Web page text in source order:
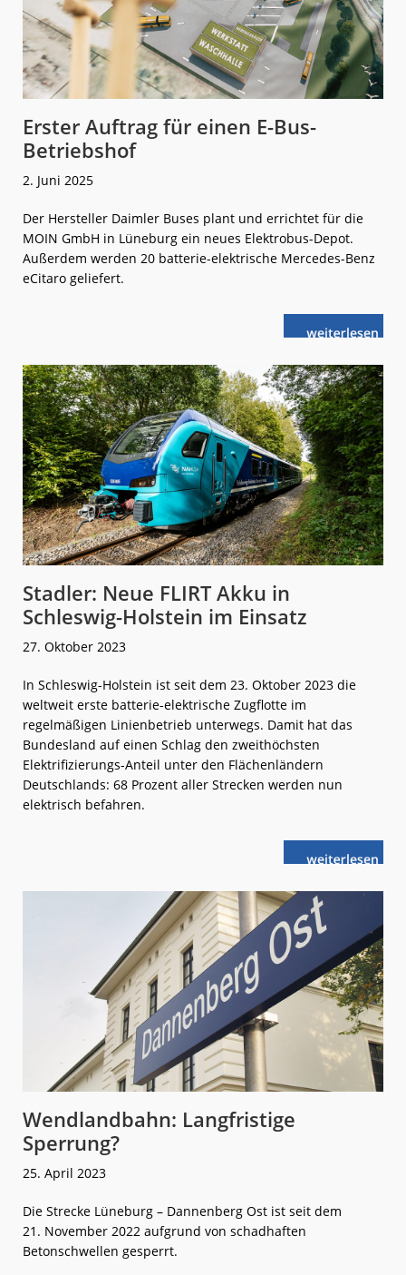
Erster Auftrag für einen E-Bus-
Betriebshof
2. Juni 2025
Der Hersteller Daimler Buses plant und errichtet für die
MOIN GmbH in Lüneburg ein neues Elektrobus-Depot.
Außerdem werden 20 batterie-elektrische Mercedes-Benz
eCitaro geliefert.
weiterlese
nErster
E-
Bus-
Betriebshof
Stadler: Neue FLIRT Akku in
Schleswig-Holstein im Einsatz
27. Oktober 2023
In Schleswig-Holstein ist seit dem 23. Oktober 2023 die
weltweit erste batterie-elektrische Zugflotte im
regelmäßigen Linienbetrieb unterwegs. Damit hat das
Bundesland auf einen Schlag den zweithöchsten
Elektrifizierungs-Anteil unter den Flächenländern
Deutschlands: 68 Prozent aller Strecken werden nun
elektrisch befahren.
weiterlese
nStadler:
in
Schleswig-
Holstein
im
Einsatz
Wendlandbahn: Langfristige
Sperrung?
25. April 2023
Die Strecke Lüneburg – Dannenberg Ost ist seit dem
21. November 2022 aufgrund von schadhaften
Betonschwellen gesperrt.